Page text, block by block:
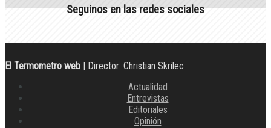
Seguinos en las redes sociales
El Termometro web | Director: Christian Skrilec
Actualidad
Entrevistas
Editoriales
Opinión